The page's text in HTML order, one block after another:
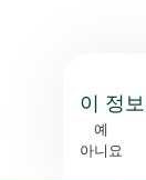
이 정
예
아니요